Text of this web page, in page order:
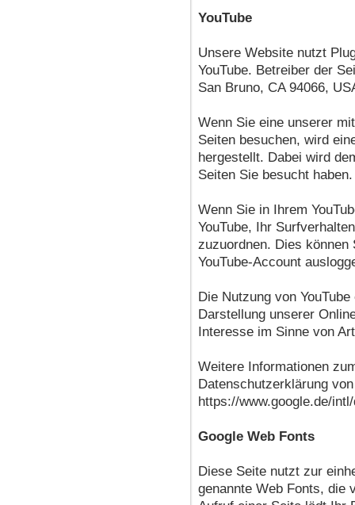
YouTube
Unsere Website nutzt
YouTube. Betreiber der
San Bruno, CA 94066,
Wenn Sie eine unserer
Seiten besuchen, wird
hergestellt. Dabei wird
Seiten Sie besucht haben.
Wenn Sie in Ihrem
YouTube, Ihr
zuzuordnen. Dies
YouTube-Account
Die Nutzung von
Darstellung unserer
Interesse im Sinne von
Weitere Informationen
Datenschutzerklärung
https://www.google.de/
Google Web Fonts
Diese Seite nutzt zur
genannte Web Fonts, die